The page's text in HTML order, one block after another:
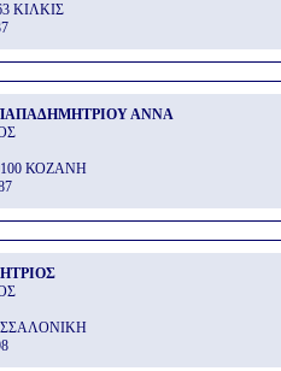
ΚΙΛΚΙΣ
ΑΝΝΑ
ΚΟΖΑΝΗ